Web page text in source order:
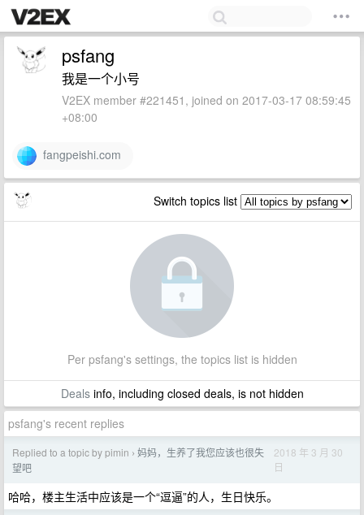
psfang
我是一个小号
V2EX member #221451, joined on 2017-03-17 08:59:45
+08:00
fangpeishi.com
Switch topics list
Per psfang's settings, the topics list is hidden
Dealsinfo, including closed deals, is not hidden
psfang's recent replies
Replied to a topic by pimin › 妈妈，生养了我您应该也很失
望吧
2018 年 3 月 30
日
哈哈，楼主生活中应该是一个“逗逼”的人，生日快乐。